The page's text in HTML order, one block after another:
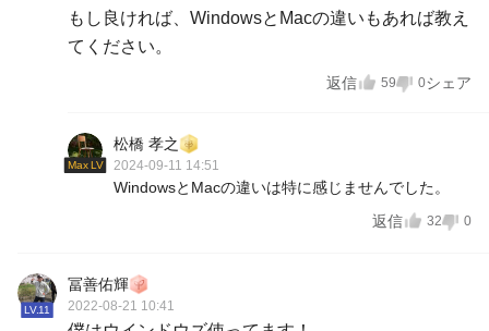
もし良ければ、WindowsとMacの違いもあれば教え
てください。
返信 59 0シェア
Max LV
松橋 孝之
2024-09-11 14:51
WindowsとMacの違いは特に感じませんでした。
返信
32 0
LV.11
冨善佑輝
2022-08-21 10:41